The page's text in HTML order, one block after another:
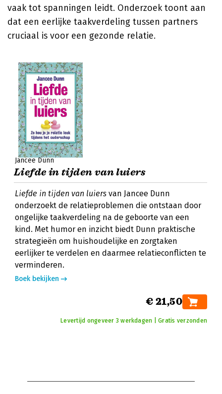
vaak tot spanningen leidt. Onderzoek toont aan
dat een eerlijke taakverdeling tussen partners
cruciaal is voor een gezonde relatie.
Jancee Dunn
Liefde in tijden van luiers
Liefde in tijden van luiers van Jancee Dunn
onderzoekt de relatieproblemen die ontstaan door
ongelijke taakverdeling na de geboorte van een
kind. Met humor en inzicht biedt Dunn praktische
strategieën om huishoudelijke en zorgtaken
eerlijker te verdelen en daarmee relatieconflicten te
verminderen.
Boek bekijken
€ 21,50
Levertijd ongeveer 3 werkdagen | Gratis verzonden